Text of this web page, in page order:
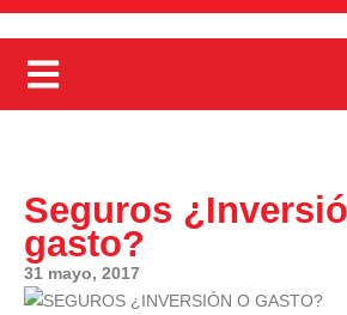
Seguros
gasto?
31 mayo, 2017